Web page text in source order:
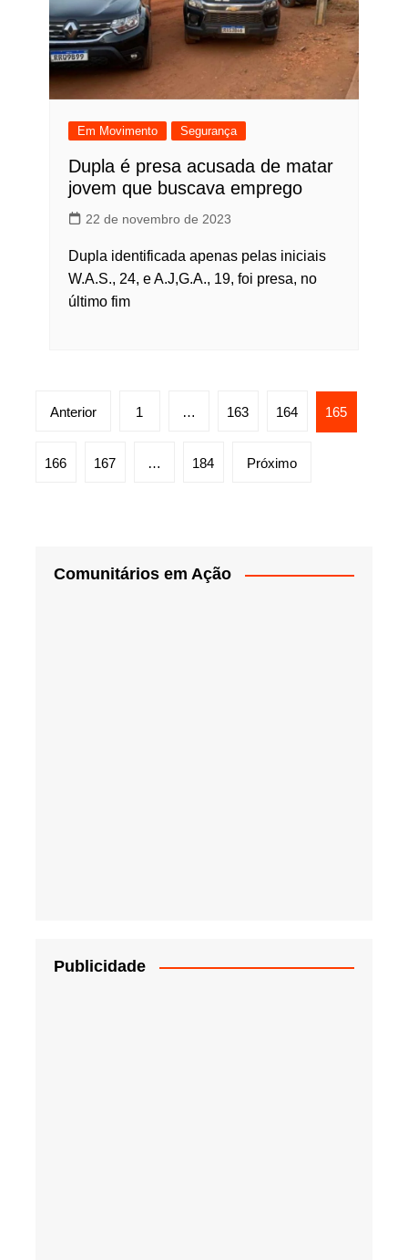
Em Movimento Segurança
Dupla é presa acusada de matar
jovem que buscava emprego
22 de novembro de 2023
Dupla identificada apenas pelas iniciais
W.A.S., 24, e A.J,G.A., 19, foi presa, no
último fim
Paginação
posts
Anterior 1 … 163 164 165
166 167 … 184 Próximo
Comunitários em Ação
Publicidade